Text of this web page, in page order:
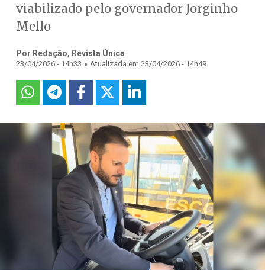
viabilizado pelo governador Jorginho
Mello
Por Redação, Revista Única
23/04/2026 - 14h33 . Atualizada em 23/04/2026 - 14h49